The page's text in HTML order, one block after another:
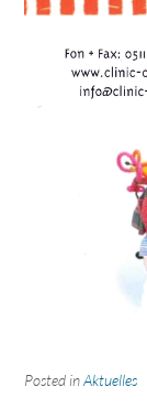
Posted inAktuelles